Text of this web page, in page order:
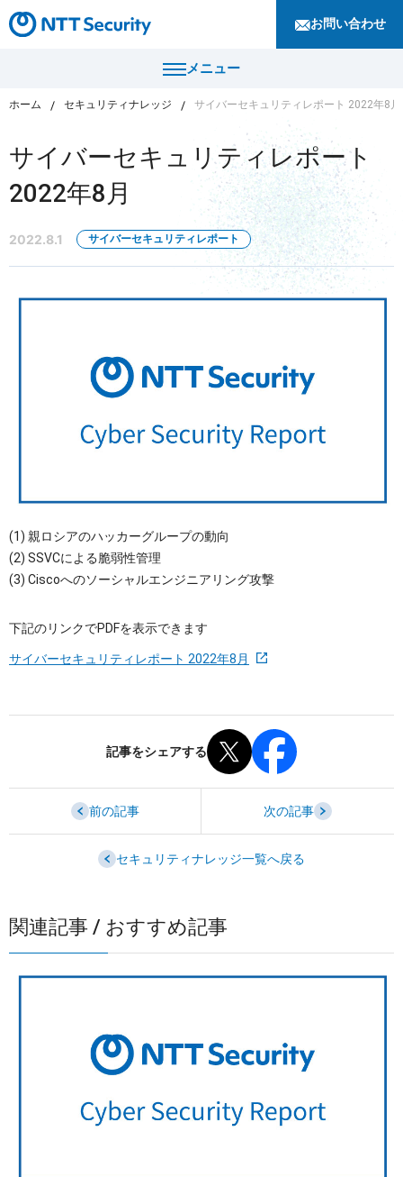
お問い合わせ
メニュー
製品・サービス
セキュリティコンサルティング・教育・相談
セキュリティ管理
セキュリティ診断・評価・調査
セキュリティインシデント対応・調査
サプライチェーンセキュリティ
ホーム セキュリティナレッジ サイバーセキュリティレポート 2022年8月
サイバーセキュリティレポート
2022年8月
2022.8.1 サイバーセキュリティレポート
(1) 親ロシアのハッカーグループの動向
(2) SSVCによる脆弱性管理
(3) Ciscoへのソーシャルエンジニアリング攻撃
下記のリンクでPDFを表示できます
サイバーセキュリティレポート 2022年8月
記事をシェアする
前の記事 次の記事
セキュリティナレッジ一覧へ戻る
関連記事 / おすすめ記事